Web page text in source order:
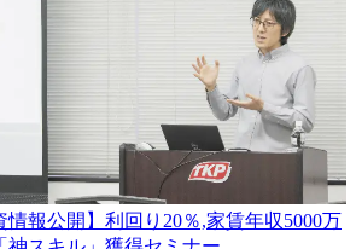
情報公開】利回り20％,家賃年収5000万